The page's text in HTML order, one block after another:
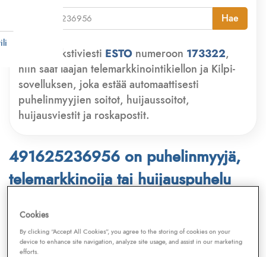
Hae
Lähetä tekstiviesti ESTO numeroon 173322,
niin saat laajan telemarkkinointikiellon ja Kilpi-
sovelluksen, joka estää automaattisesti
puhelinmyyjien soitot, huijaussoitot,
huijausviestit ja roskapostit.
491625236956 on puhelinmyyjä,
telemarkkinoija tai huijauspuhelu
Puhelinnumero
Telemarkkinointiliiton jaKilpi-sovelluksen
tietokannasta, joka kattaa satoja tuhansia
Cookies
By clicking “Accept All Cookies”, you agree to the storing of cookies on your
device to enhance site navigation, analyze site usage, and assist in our marketing
efforts.